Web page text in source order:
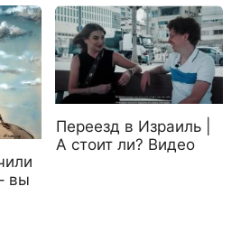
вы
Переезд в Израиль |
А стоит ли? Видео